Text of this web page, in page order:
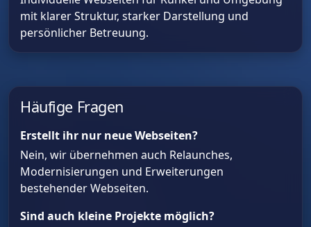
mit klarer Struktur, starker Darstellung und
persönlicher Betreuung.
Häufige Fragen
Erstellt ihr nur neue Webseiten?
Nein, wir übernehmen auch Relaunches,
Modernisierungen und Erweiterungen
bestehender Webseiten.
Sind auch kleine Projekte möglich?